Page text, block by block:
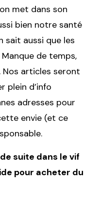
met dans son
bien notre santé
sait aussi que les
de temps,
articles seront
plein d’info
adresses pour
envie (et ce
suite dans le vif
pour acheter du